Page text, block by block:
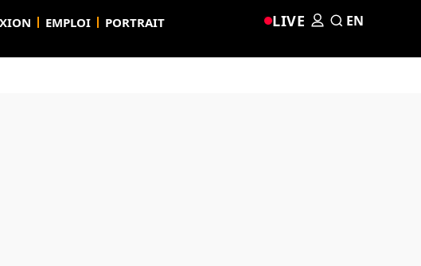
EMPLOI PORTRAIT LIVE EN